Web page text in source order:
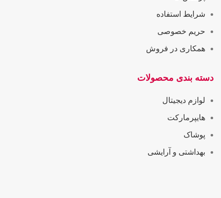
شرایط استفاده
حریم خصوصی
همکاری در فروش
دسته بندی محصولات
لوازم دیجیتال
هایپرمارکت
پوشاک
بهداشتی و آرایشی